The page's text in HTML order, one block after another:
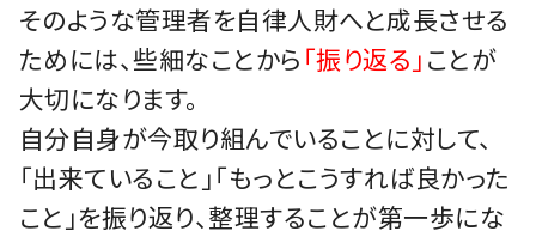
そのような管理者を自律人財へと成長させる
ためには、些細なことから 「振り返る」 ことが
大切になります。
自分自身が今取り組んでいることに対して、
「出来ていること」「もっとこうすれば良かった
こと」を振り返り、整理することが第一歩にな